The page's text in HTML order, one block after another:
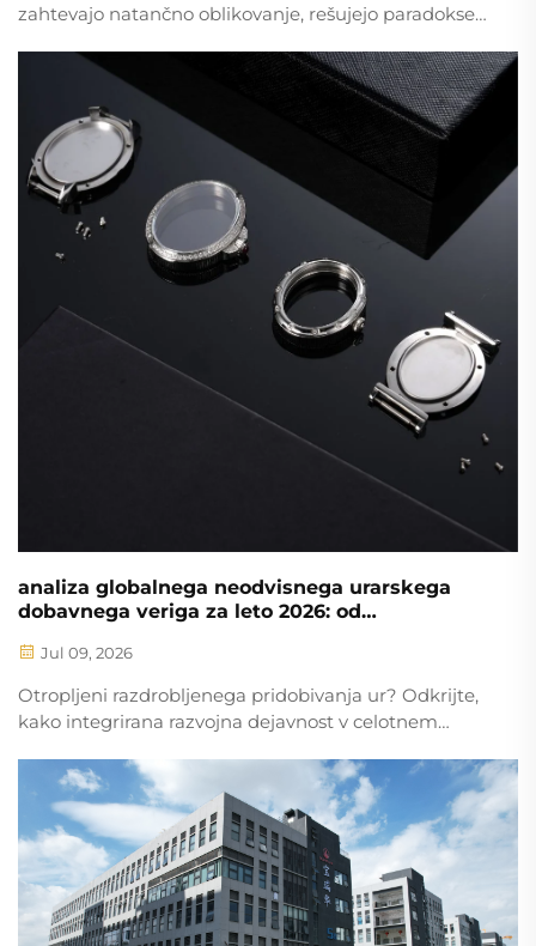
zahtevajo natančno oblikovanje, rešujejo paradokse
inženirske kompromisne rešitve, reševanje dejanskih
napak in vpogled v donosnost naložb (ROI) za
proizvajalce luksuznih ur.
analiza globalnega neodvisnega urarskega
dobavnega veriga za leto 2026: od
razvojne dejavnosti v celotnem obsegu
Jul 09, 2026
Otropljeni razdrobljenega pridobivanja ur? Odkrijte,
kako integrirana razvojna dejavnost v celotnem
napak pri kakovostni kontroli na 3 % in zniža skupne
razvojne stroške za 30–40 %. Oglejte si dejanske
rezultate blagovnih znamk.